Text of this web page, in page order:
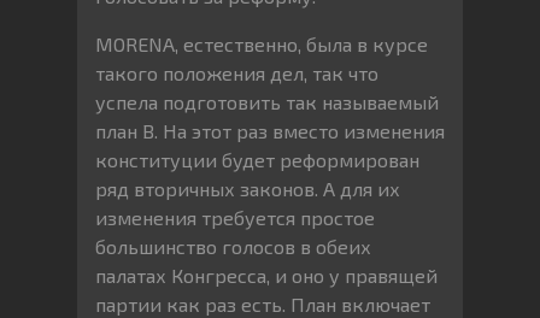
MORENA, естественно, была в курсе
такого положения дел, так что
успела подготовить так называемый
план B. На этот раз вместо изменения
конституции будет реформирован
ряд вторичных законов. А для их
изменения требуется простое
большинство голосов в обеих
палатах Конгресса, и оно у правящей
партии как раз есть. План включает